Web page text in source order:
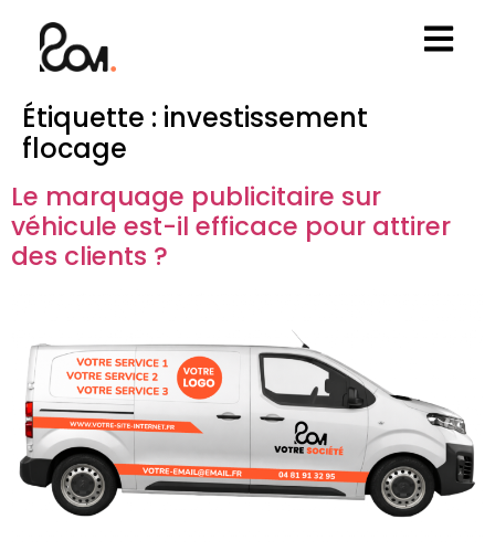
Étiquette : investissement
flocage
Le marquage publicitaire sur
véhicule est-il efficace pour attirer
des clients ?